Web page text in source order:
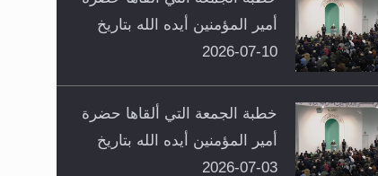
أمير المؤمنين أيده الله بتاريخ
10-07-2026
خطبة الجمعة التي ألقاها حضرة
أمير المؤمنين أيده الله بتاريخ
03-07-2026